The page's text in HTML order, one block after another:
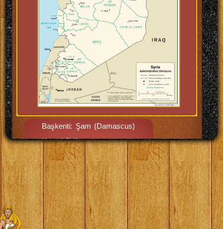
Başkenti: Şam (Damascus)
Kıta: ASYA
Yüzölçümü: 185.180 km2
BM üyelik tarihi: 24/10/1945
Para Birimi: Suriye Sterlini
Nüfusu: 21.377.000
Açıklama: Ortadoğu.